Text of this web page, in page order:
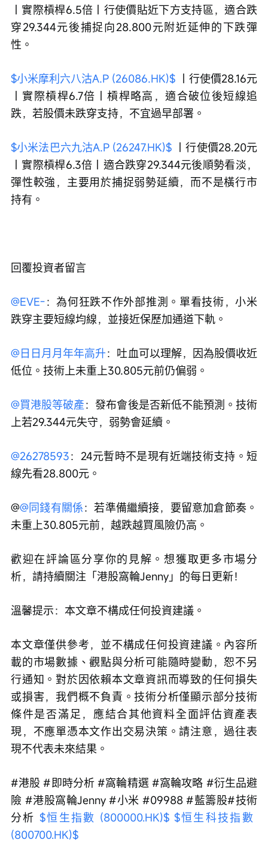
｜實際槓桿6.5倍｜行使價貼近下方支持區，適合跌
穿29.344元後捕捉向28.800元附近延伸的下跌彈
性。
$小米摩利六八沽A.P (26086.HK)$ ｜行使價28.16元
｜實際槓桿6.7倍｜槓桿略高，適合破位後短線追
跌，若股價未跌穿支持，不宜過早部署。
$小米法巴六九沽A.P (26247.HK)$ ｜行使價28.20元
｜實際槓桿6.3倍｜適合跌穿29.344元後順勢看淡，
彈性較強，主要用於捕捉弱勢延續，而不是橫行市
持有。
回覆投資者留言
@EVE-：為何狂跌不作外部推測。單看技術，小米
跌穿主要短線均線，並接近保歷加通道下軌。
@日日月月年年高升：吐血可以理解，因為股價收近
低位。技術上未重上30.805元前仍偏弱。
@買港股等破產：發布會後是否新低不能預測。技術
上若29.344元失守，弱勢會延續。
@26278593：24元暫時不是現有近端技術支持。短
線先看28.800元。
@@同錢有關係：若準備繼續接，要留意加倉節奏。
未重上30.805元前，越跌越買風險仍高。
歡迎在評論區分享你的見解。想獲取更多市場分
析，請持續關注「港股窩輪Jenny」的每日更新！
溫馨提示：本文章不構成任何投資建議。
本文章僅供參考，並不構成任何投資建議。內容所
載的市場數據、觀點與分析可能隨時變動，恕不另
行通知。對於因依賴本文章資訊而導致的任何損失
或損害，我們概不負責。技術分析僅顯示部分技術
條件是否滿足，應結合其他資料全面評估資產表
現，不應單憑本文作出交易決策。請注意，過往表
現不代表未來結果。
#港股 #即時分析 #窩輪精選 #窩輪攻略 #衍生品避
險 #港股窩輪Jenny #小米 #09988 #藍籌股#技術
分析 $恒生指數 (800000.HK)$ $恒生科技指數
(800700.HK)$